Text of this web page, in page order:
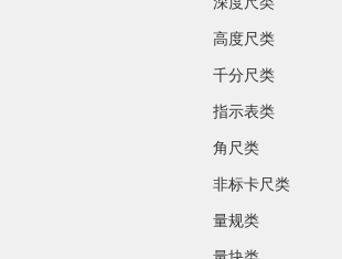
高度尺类
千分尺类
指示表类
角尺类
非标卡尺类
量规类